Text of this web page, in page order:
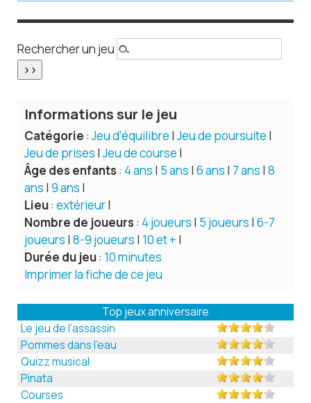
Rechercher un jeu
Informations sur le jeu
Catégorie :Jeu d’équilibre |Jeu de poursuite |
Jeu de prises |Jeu de course |
Âge des enfants : 4 ans | 5 ans | 6 ans | 7 ans | 8
ans | 9 ans |
Lieu: extérieur|
Nombre de joueurs : 4 joueurs | 5 joueurs | 6-7
joueurs | 8-9 joueurs | 10 et + |
Durée du jeu: 10 minutes
Imprimer la fiche de ce jeu
Top jeux anniversaire
Le jeu de l’assassin
Pommes dans l’eau
Quizz musical
Pinata
Courses